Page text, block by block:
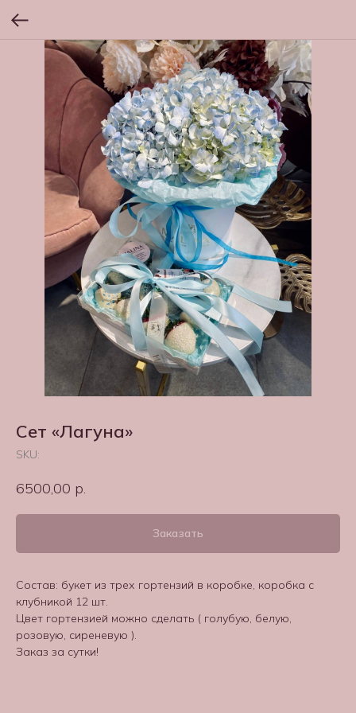
Сет «Лагуна»
SKU:
6500,00 р.
Заказать
Состав: букет из трех гортензий в коробке, коробка с
клубникой 12 шт.
Цвет гортензией можно сделать ( голубую, белую,
розовую, сиреневую ).
Заказ за сутки!